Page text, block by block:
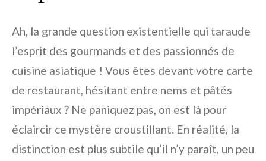
Ah, la grande question existentielle qui taraude
l’esprit des gourmands et des passionnés de
cuisine asiatique ! Vous êtes devant votre carte
de restaurant, hésitant entre nems et pâtés
impériaux ? Ne paniquez pas, on est là pour
éclaircir ce mystère croustillant. En réalité, la
distinction est plus subtile qu’il n’y paraît, un peu